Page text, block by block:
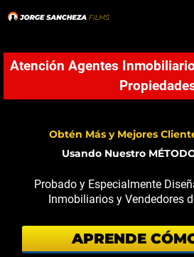
Atención Agentes
Obtén Más y Mejores
Usando Nuestro
Probado y Especialmente
Inmobiliarios y Vendedores
APRENDE